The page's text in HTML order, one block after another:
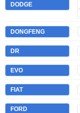
DODGE
DONGFENG
DR
EVO
FIAT
FORD